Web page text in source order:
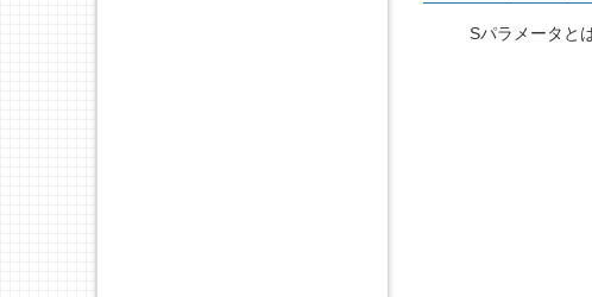
Sパラメータと